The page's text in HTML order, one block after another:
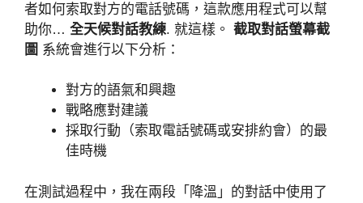
者如何索取對方的電話號碼，這款應用程式可以幫
助你… 全天候對話教練. 就這樣。 截取對話螢幕截
圖 系統會進行以下分析：
對方的語氣和興趣
戰略應對建議
採取行動（索取電話號碼或安排約會）的最
佳時機
在測試過程中，我在兩段「降溫」的對話中使用了